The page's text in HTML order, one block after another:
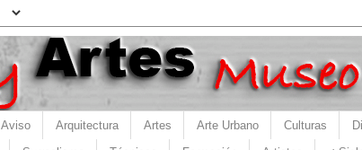
Aviso Arquitectura Artes Arte Urbano Culturas